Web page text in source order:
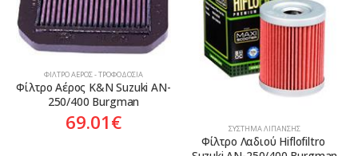
ΦΊΛΤΡΟ ΑΈΡΟΣ - ΤΡΟΦΟΔΟΣΊΑ
Φίλτρο Αέρος K&N Suzuki AN-
250/400 Burgman
69.01€ ΣΎΣΤΗΜΑ ΛΊΠΑΝΣΗΣ
Φίλτρο Λαδιού Hiflofiltro